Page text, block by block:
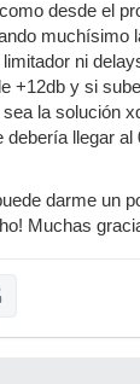
desde el
muchísimo
ni
+12db y si
la solución
debería llegar al
darme un
Muchas